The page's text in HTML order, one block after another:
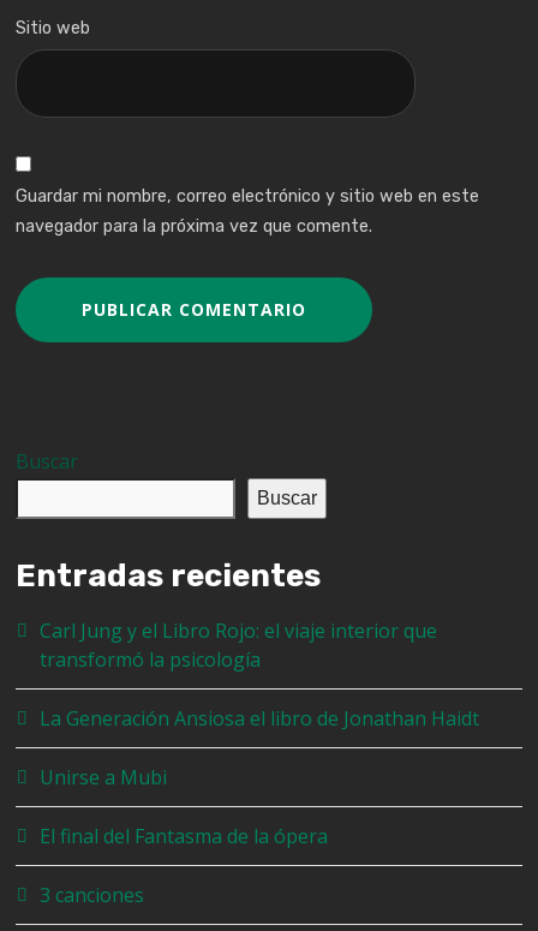
Sitio web
Guardar mi nombre, correo electrónico y sitio web en este
navegador para la próxima vez que comente.
Buscar
Buscar
Entradas recientes
Carl Jung y el Libro Rojo: el viaje interior que
transformó la psicología
La Generación Ansiosa el libro de Jonathan Haidt
Unirse a Mubi
El final del Fantasma de la ópera
3 canciones